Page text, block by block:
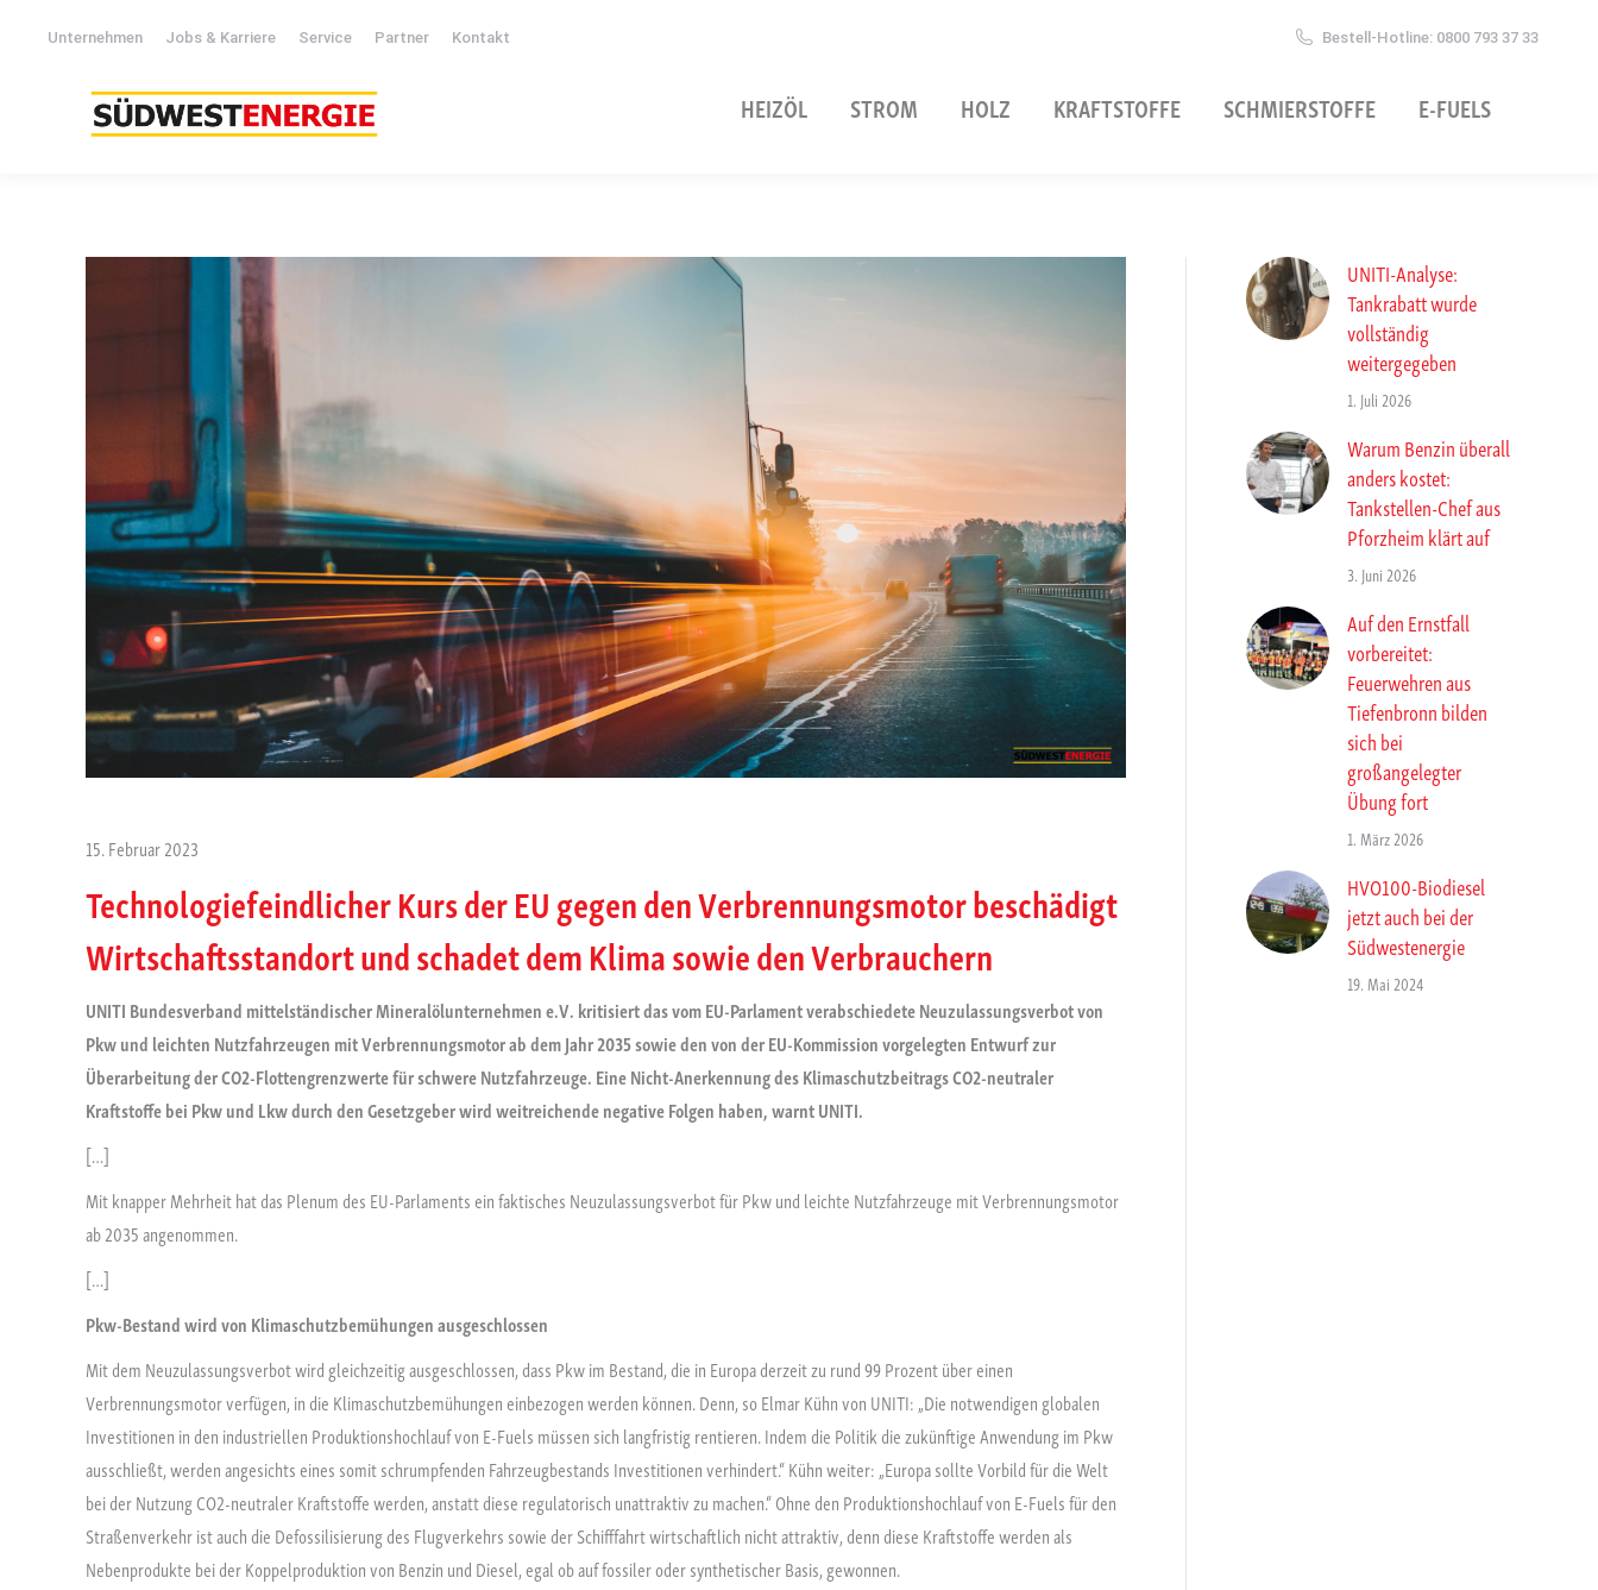
Unternehmen Jobs & Karriere Service Partner Kontakt Bestell-Hotline: 0800 793 37 33
HEIZÖL STROM HOLZ KRAFTSTOFFE SCHMIERSTOFFE E-FUELS
15. Februar 2023
Technologiefeindlicher Kurs der EU gegen den Verbrennungsmotor beschädigt
Wirtschaftsstandort und schadet dem Klima sowie den Verbrauchern
UNITI Bundesverband mittelständischer Mineralölunternehmen e.V. kritisiert das vom EU-Parlament verabschiedete Neuzulassungsverbot von
Pkw und leichten Nutzfahrzeugen mitVerbrennungsmotor ab dem Jahr 2035 sowie den von der EU-Kommission vorgelegten Entwurf zur
Überarbeitung der CO2-Flottengrenzwerte für schwere Nutzfahrzeuge.Eine Nicht-Anerkennung des Klimaschutzbeitrags CO2-neutraler
Kraftstoffe bei Pkw und Lkw durch den Gesetzgeber wird weitreichende negative Folgen haben, warnt UNITI.
[…]
Mit knapper Mehrheit hat das Plenum des EU-Parlaments ein faktisches Neuzulassungsverbot für Pkw und leichte Nutzfahrzeuge mit Verbrennungsmotor
ab 2035 angenommen.
[…]
Pkw-Bestand wird von Klimaschutzbemühungen ausgeschlossen
Mit dem Neuzulassungsverbot wird gleichzeitig ausgeschlossen, dass Pkw im Bestand, die in Europa derzeit zu rund 99 Prozent über einen
Verbrennungsmotor verfügen, in die Klimaschutzbemühungen einbezogen werden können. Denn, so Elmar Kühn von UNITI: „Die notwendigen globalen
Investitionen in den industriellen Produktionshochlauf von E-Fuels müssen sich langfristig rentieren. Indem die Politik die zukünftige Anwendung im Pkw
ausschließt, werden angesichts eines somit schrumpfenden Fahrzeugbestands Investitionen verhindert.“ Kühn weiter: „Europa sollte Vorbild für die Welt
bei der Nutzung CO2-neutraler Kraftstoffe werden, anstatt diese regulatorisch unattraktiv zu machen.“ Ohne den Produktionshochlauf von E-Fuels für den
Straßenverkehr ist auch die Defossilisierung des Flugverkehrs sowie der Schifffahrt wirtschaftlich nicht attraktiv, denn diese Kraftstoffe werden als
Nebenprodukte bei der Koppelproduktion von Benzin und Diesel, egal ob auf fossiler oder synthetischer Basis, gewonnen.
UNITI-Analyse:
Tankrabatt wurde
vollständig
weitergegeben
1. Juli 2026
Warum Benzin überall
anders kostet:
Tankstellen-Chef aus
Pforzheim klärt auf
3. Juni 2026
Auf den Ernstfall
vorbereitet:
Feuerwehren aus
Tiefenbronn bilden
sich bei
großangelegter
Übung fort
1. März 2026
HVO100-Biodiesel
jetzt auch bei der
Südwestenergie
19. Mai 2024